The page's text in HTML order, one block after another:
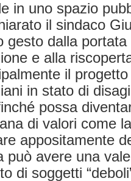
in uno spazio
il sindaco
gesto dalla
e alla
il
in stato di
possa
di valori come
appositamente
può avere una
di soggetti